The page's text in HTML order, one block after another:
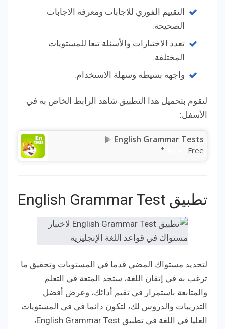
التقييم الفوري للاجابات ومعرفة الاجابات
الصحيحة.
تعدد الاختبارات والأسئلة تبعا للمستويات
المختلفة.
واجهة بسيطة وسهلة الاستخدام.
لتقوم بتحميل هذا التطبيق شاهد الرابط الخاص به في
الأسفل:
English Grammar Tests
Free
+
تطبيق English Grammar Test
لتحديد مستواك المضي قدما في المستويات وتحقيق ما
ترغب به في إتقان اللغة، ستجد المتعة في التعلم
والمتابعة باستمرار في تقيم أدائك، وعرض أفضل
التدريبات والدروس لك، لتكون دائما في في المستويات
العليا في اللغة في تطبيق English Grammar Test،